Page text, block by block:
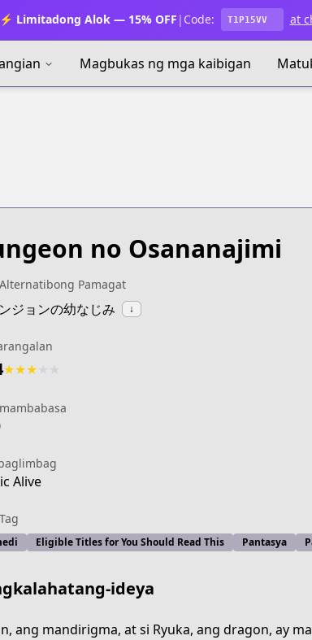
⚡ Limitadong Alok — 15% OFF | Code: T1P15VV at
Magbukas ng mga kaibigan
no Osananajimi
Pamagat
ジョンの幼なじみ ↓
★★★
Alive
Eligible Titles for You Should Read This Pantasya
ideya
ang mandirigma, at si Ryuka, ang dragon, ay